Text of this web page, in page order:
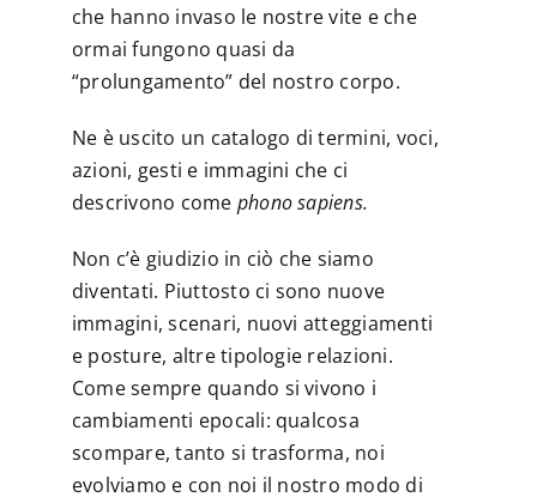
che hanno invaso le nostre vite e che
ormai fungono quasi da
“prolungamento” del nostro corpo.
Ne è uscito un catalogo di termini, voci,
azioni, gesti e immagini che ci
descrivono come phono sapiens.
Non c’è giudizio in ciò che siamo
diventati. Piuttosto ci sono nuove
immagini, scenari, nuovi atteggiamenti
e posture, altre tipologie relazioni.
Come sempre quando si vivono i
cambiamenti epocali: qualcosa
scompare, tanto si trasforma, noi
evolviamo e con noi il nostro modo di